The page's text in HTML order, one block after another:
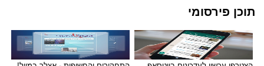
תוכן פירסומי